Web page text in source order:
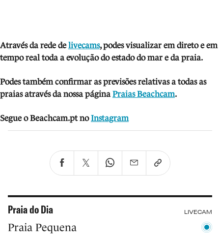
Através da rede delivecams, podes visualizar em direto e em
tempo real toda a evolução do estado do mar e da praia.
Podes também confirmar as previsões relativas a todas as
praias através da nossa páginaPraias Beachcam.
Segue o Beachcam.pt no Instagram
Praia do Dia LIVECAM
Praia Pequena